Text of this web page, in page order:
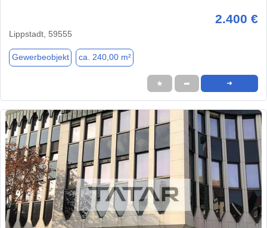
2.400 €
Lippstadt, 59555
Gewerbeobjekt ca. 240,00 m²
★ ➦ ➜